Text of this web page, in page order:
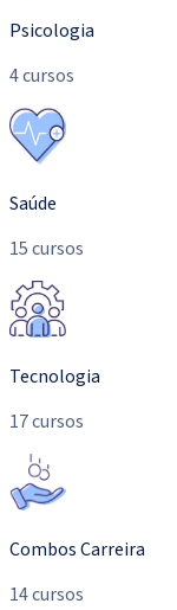
Psicologia
4 cursos
Saúde
15 cursos
Tecnologia
17 cursos
Combos Carreira
14 cursos